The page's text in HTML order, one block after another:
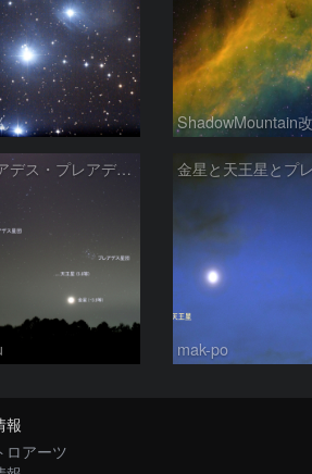
ShadowMountain
西空のヒアデス・プレアデス星団と金星(-3.9等)・天王星(5.8等) (2026/04/21)
mak-po
報
ロアーツ